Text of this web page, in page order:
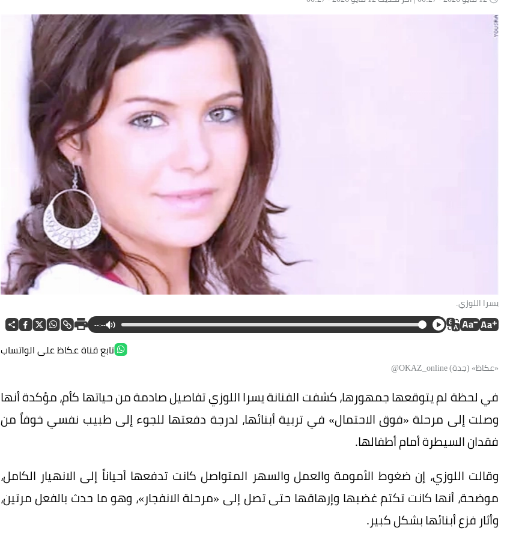
يسرا اللوزي.
--:--
تابع قناة عكاظ على الواتساب
«عكاظ» (جدة) OKAZ_online@
في لحظة لم يتوقعها جمهورها، كشفت الفنانة يسرا اللوزي تفاصيل صادمة من حياتها كأم، مؤكدة أنها
وصلت إلى مرحلة «فوق الاحتمال» في تربية أبنائها، لدرجة دفعتها للجوء إلى طبيب نفسي خوفاً من
فقدان السيطرة أمام أطفالها.
وقالت اللوزي، إن ضغوط الأمومة والعمل والسهر المتواصل كانت تدفعها أحياناً إلى الانهيار الكامل،
موضحة، أنها كانت تكتم غضبها وإرهاقها حتى تصل إلى «مرحلة الانفجار»، وهو ما حدث بالفعل مرتين،
وأثار فزع أبنائها بشكل كبير.